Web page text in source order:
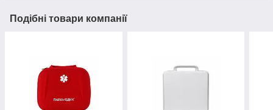
Подібні товари компанії